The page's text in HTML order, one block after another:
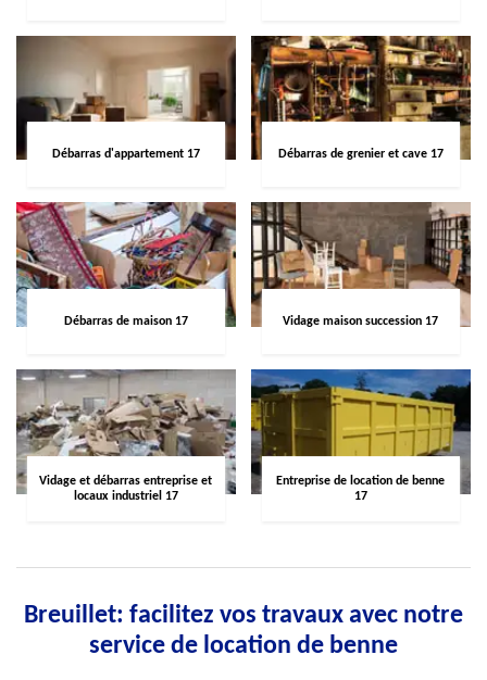
Débarras d'appartement 17 Débarras de grenier et cave 17
Débarras de maison 17 Vidage maison succession 17
Vidage et débarras entreprise et
locaux industriel 17
Entreprise de location de benne
17
Breuillet: facilitez vos travaux avec notre
service de location de benne